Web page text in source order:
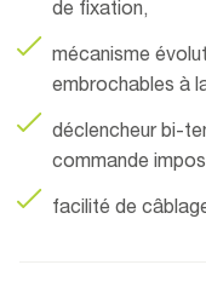
de fixation,
mécanisme
embrochables à
déclencheur bi-
commande
facilité de